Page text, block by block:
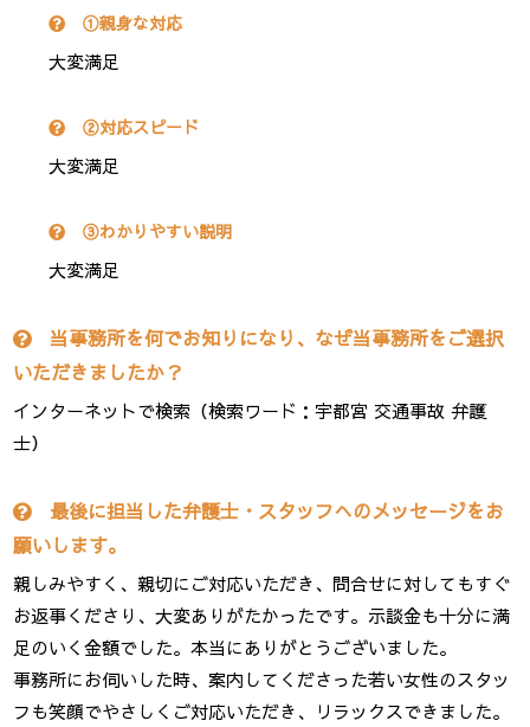
①親身な対応
大変満足
②対応スピード
大変満足
③わかりやすい説明
大変満足
当事務所を何でお知りになり、なぜ当事務所をご選択
いただきましたか？
インターネットで検索（検索ワード：宇都宮 交通事故 弁護
士）
最後に担当した弁護士・スタッフへのメッセージをお
願いします。
親しみやすく、親切にご対応いただき、問合せに対してもすぐ
お返事くださり、大変ありがたかったです。示談金も十分に満
足のいく金額でした。本当にありがとうございました。
事務所にお伺いした時、案内してくださった若い女性のスタッ
フも笑顔でやさしくご対応いただき、リラックスできました。